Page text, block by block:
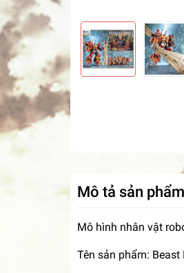
Mô tả sản phẩm
Mô hình nhân vật
Tên sản phẩm: Beast